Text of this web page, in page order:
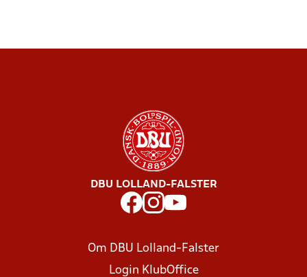
DBU LOLLAND-FALSTER
Om DBU Lolland-Falster
Login KlubOffice